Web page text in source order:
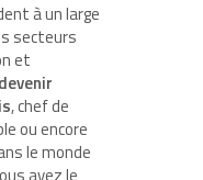
à un large
secteurs
et
devenir
, chef de
ou encore
le monde